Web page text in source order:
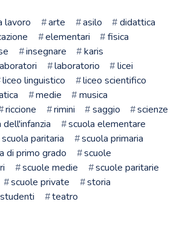
lavoro arte asilo
didattica
elementari
fisica
insegnare
karis
laboratorio
licei
liceo linguistico
liceo scientifico
medie
musica
riccione rimini saggio
scienze
dell'infanzia
scuola elementare
scuola paritaria
scuola primaria
di primo grado
scuole
scuole medie
scuole paritarie
scuole private
storia
studenti teatro